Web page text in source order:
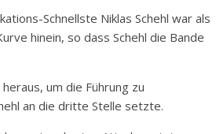
Schnellste Niklas Schehl war als
hinein, so dass Schehl die Bande
um die Führung zu
an die dritte Stelle setzte.